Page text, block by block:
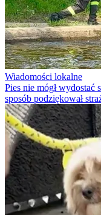
Wiadomości lokalne
Pies nie mógł wydostać
sposób podziękował